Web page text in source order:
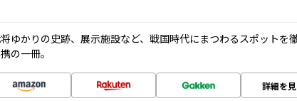
ゆかりの史跡、展示施設など、戦国時代にまつわるスポットを
の一冊。
詳細を